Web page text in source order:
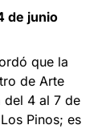
de junio
que la
de Arte
del 4 al 7 de
Pinos; es